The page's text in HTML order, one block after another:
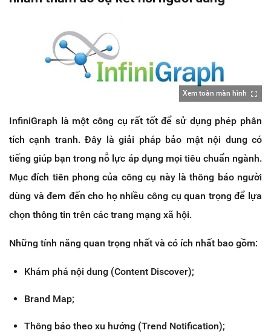
Xem toàn màn hình
InfiniGraph là một công cụ rất tốt để sử dụng phép phân
tích cạnh tranh. Đây là giải pháp bảo mật nội dung có
tiếng giúp bạn trong nỗ lực áp dụng mọi tiêu chuẩn ngành.
Mục đích tiên phong của công cụ này là thông báo người
dùng và đem đến cho họ nhiều công cụ quan trọng để lựa
chọn thông tin trên các trang mạng xã hội.
Những tính năng quan trọng nhất và có ích nhất bao gồm:
Khám phá nội dung (Content Discover);
Brand Map;
Thông báo theo xu hướng (Trend Notification);